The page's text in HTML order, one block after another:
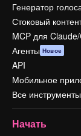
Генератор
Стоковый
MCP для
Агенты Новое
API
Мобильное
Все
Начать